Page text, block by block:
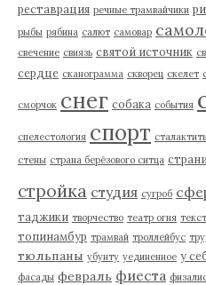
реставрация речные трамвайчики
рыбы рябина салют самовар
свечение свиязь святой источник
сердце сканограмма скворец скелет
сморчок снег собака события
спелестология спорт
стены страна берёзового ситца
стройка студия сугроб
таджики творчество театр огня текст
топинамбур трамвай троллейбус
тюльпаны убунту уединенное у
фасады февраль фиеста